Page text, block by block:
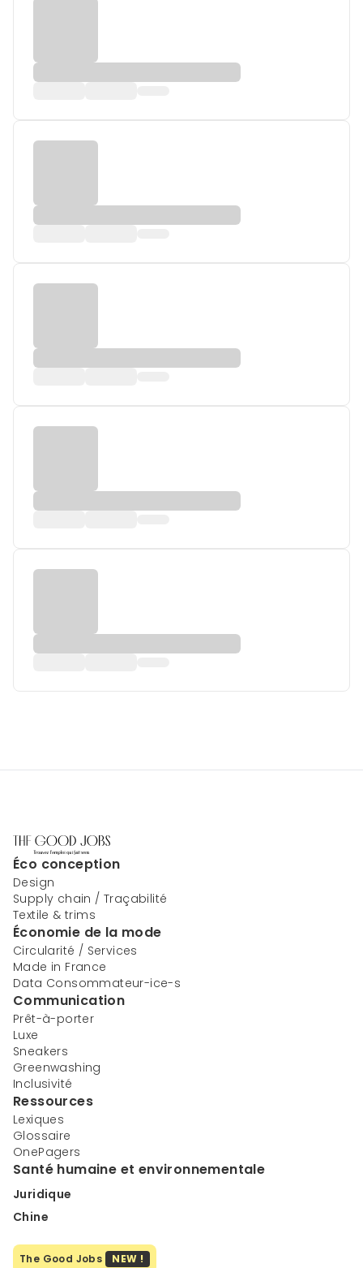
Éco conception
Design
Supply chain / Traçabilité
Textile & trims
Économie de la mode
Circularité / Services
Made in France
Data Consommateur-ice-s
Communication
Prêt-à-porter
Luxe
Sneakers
Greenwashing
Inclusivité
Ressources
Lexiques
Glossaire
OnePagers
Santé humaine et environnementale
Juridique
Chine
The Good Jobs NEW !